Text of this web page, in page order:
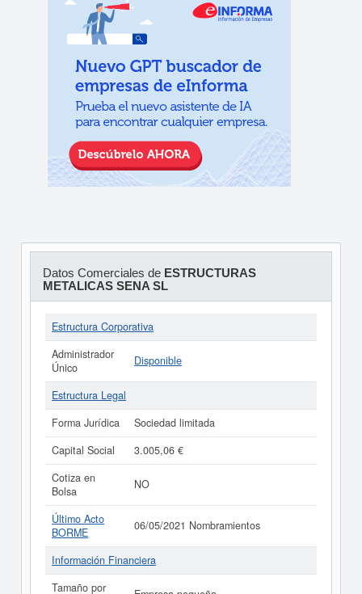
Datos Comerciales de ESTRUCTURAS
METALICAS SENA SL
Estructura Corporativa
Administrador
Único
Disponible
Estructura Legal
Forma Jurídica
Sociedad limitada
Capital Social
3.005,06 €
Cotiza en
Bolsa
NO
Último Acto
BORME
06/05/2021 Nombramientos
Información Financiera
Tamaño por